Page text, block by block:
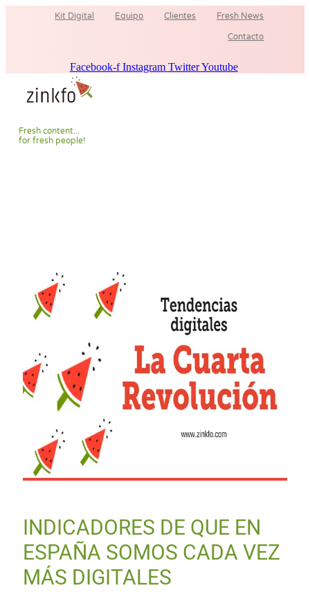
Kit Digital Equipo Clientes Fresh News
Contacto
Facebook-f Instagram TwitterYoutube
Fresh content...
for fresh people!
INDICADORES DE QUE EN
ESPAÑA SOMOS CADA VEZ
MÁS DIGITALES